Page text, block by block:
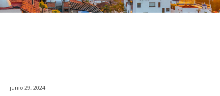
junio 29, 2024